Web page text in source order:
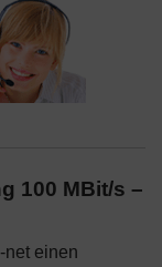
100 MBit/s –
net einen